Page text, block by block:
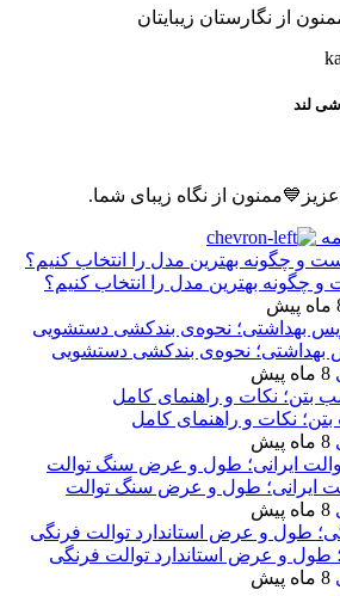
از نگارستان زیبایتان
لند
از نگاه زیبای شما.
چگونه بهترین مدل را انتخاب کنیم؟
نحوه‌ی بندکشی دستشویی
8 ماه پیش
نکات و راهنمای کامل
8 ماه پیش
ایرانی؛ طول و عرض سنگ توالت
8 ماه پیش
طول و عرض استاندارد توالت فرنگی
8 ماه پیش